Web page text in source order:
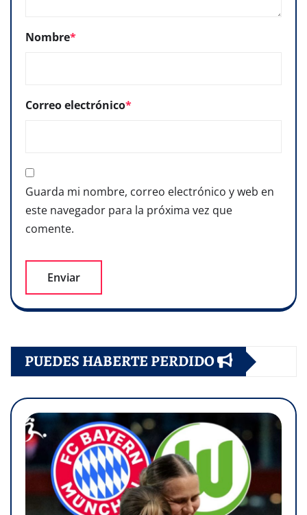
Nombre*
Correo electrónico*
Guarda mi nombre, correo electrónico y web en
este navegador para la próxima vez que
comente.
PUEDES HABERTE PERDIDO